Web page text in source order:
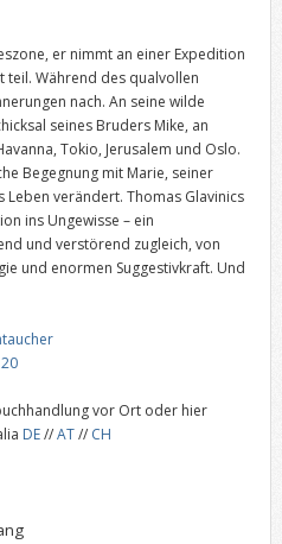
er nimmt an einer Expedition
teil. Während des qualvollen
nach. An seine wilde
seines Bruders Mike, an
Tokio, Jerusalem und Oslo.
Begegnung mit Marie, seiner
Leben verändert. Thomas Glavinics
ins Ungewisse – ein
und verstörend zugleich, von
und enormen Suggestivkraft. Und
vor Ort oder hier
DE//AT// CH